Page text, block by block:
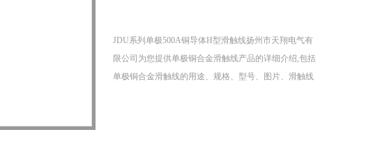
JDU系列单极500A铜导体H型滑触线扬州市天翔电气有
限公司为您提供单极铜合金滑触线产品的详细介绍,包括
单极铜合金滑触线的用途、规格、型号、图片、滑触线